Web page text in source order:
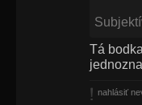
Tá
nahlásiť